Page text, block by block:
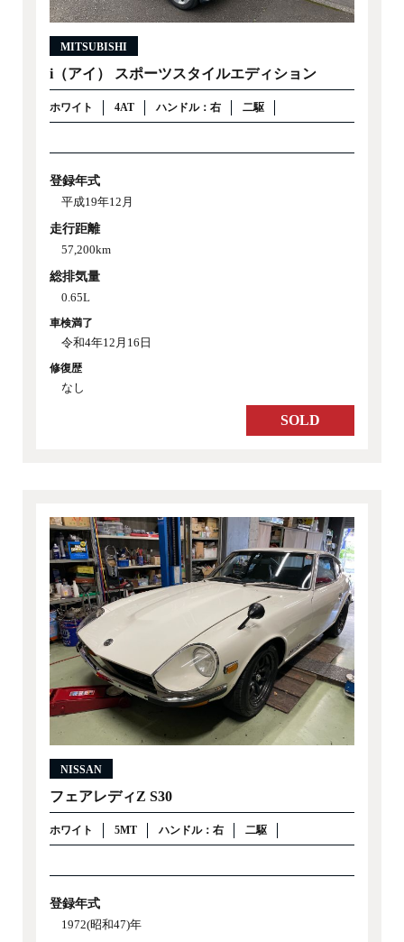
MITSUBISHI
i（アイ） スポーツスタイルエディション
ホワイト 4AT ハンドル：右 二駆
登録年式
平成19年12月
走行距離
57,200km
総排気量
0.65L
車検満了
令和4年12月16日
修復歴
なし
SOLD
NISSAN
フェアレディZ S30
ホワイト 5MT ハンドル：右 二駆
登録年式
1972(昭和47)年